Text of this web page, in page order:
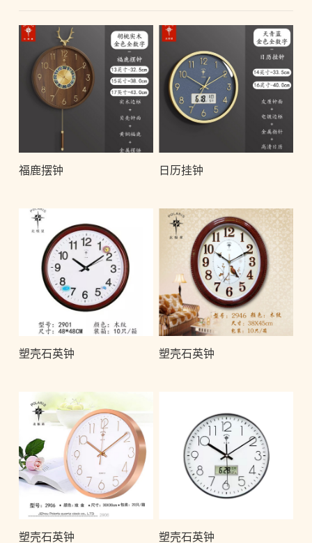
福鹿摆钟 日历挂钟
塑壳石英钟 塑壳石英钟
塑壳石英钟 塑壳石英钟